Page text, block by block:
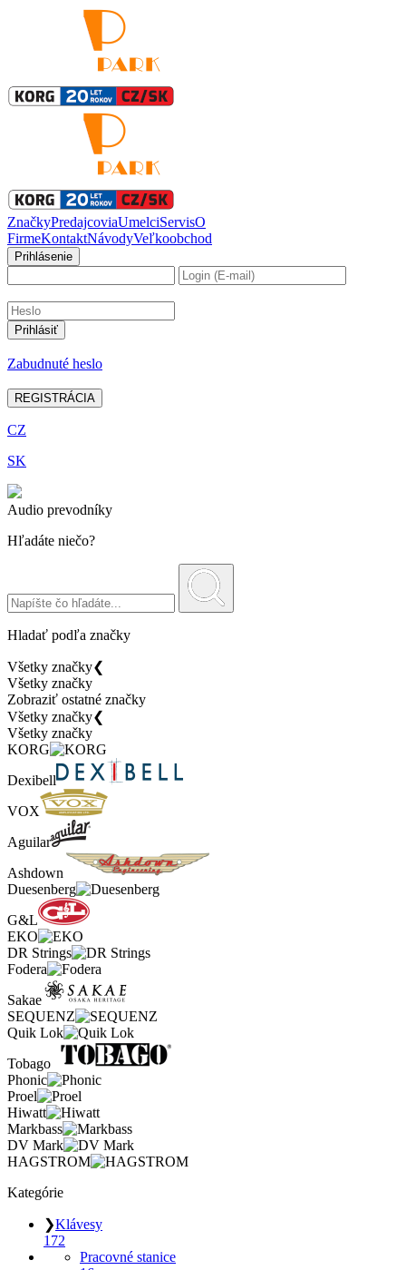
ZnačkyPredajcoviaUmelciServisO
FirmeKontaktNávodyVeľkoobchod
Prihlásenie
Zabudnuté heslo
REGISTRÁCIA
CZ
SK
Audio prevodníky
Hľadáte niečo?
Hladať podľa značky
Všetky značky❮
Všetky značky
Zobraziť ostatné značky
Všetky značky❮
Všetky značky
KORG
Dexibell
VOX
Aguilar
Ashdown
Duesenberg
G&L
EKO
DR Strings
Fodera
Sakae
SEQUENZ
Quik Lok
Tobago
Phonic
Proel
Hiwatt
Markbass
DV Mark
HAGSTROM
Kategórie
❯Klávesy
172
Pracovné stanice